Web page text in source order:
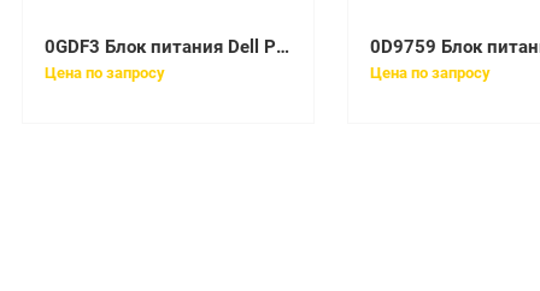
0GDF3 Блок питания Dell PSU 1100W R520 R620 R720 R820
Цена по запросу Цена по запросу